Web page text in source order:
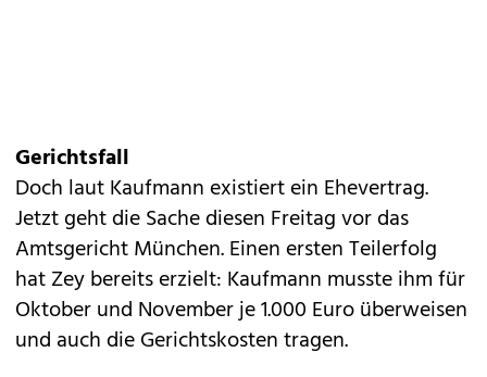
Gerichtsfall
Doch laut Kaufmann existiert ein Ehevertrag.
Jetzt geht die Sache diesen Freitag vor das
Amtsgericht München. Einen ersten Teilerfolg
hat Zey bereits erzielt: Kaufmann musste ihm für
Oktober und November je 1.000 Euro überweisen
und auch die Gerichtskosten tragen.